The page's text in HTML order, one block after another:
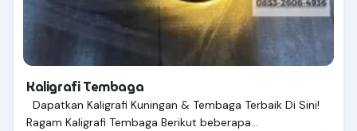
Kaligrafi Tembaga
Dapatkan Kaligrafi Kuningan & Tembaga Terbaik Di Sini!
Ragam Kaligrafi Tembaga Berikut beberapa…